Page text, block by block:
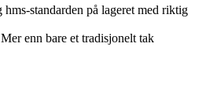
standarden på lageret med riktig
enn bare et tradisjonelt tak